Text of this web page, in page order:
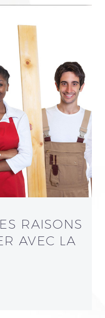
RAISONS
AVEC LA